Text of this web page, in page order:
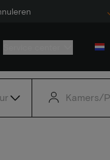
Kamers/